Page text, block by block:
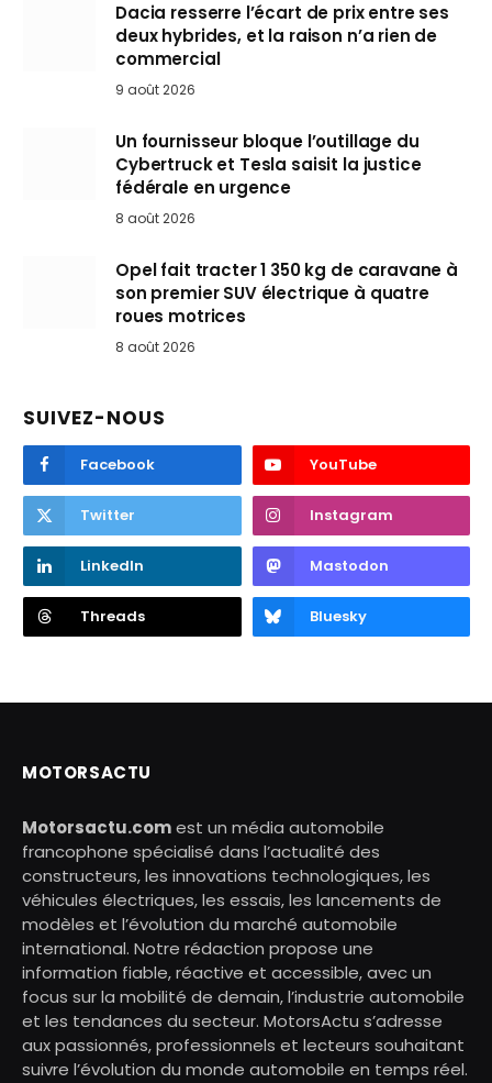
Dacia resserre l’écart de prix entre ses
deux hybrides, et la raison n’a rien de
commercial
9 août 2026
Un fournisseur bloque l’outillage du
Cybertruck et Tesla saisit la justice
fédérale en urgence
8 août 2026
Opel fait tracter 1 350 kg de caravane à
son premier SUV électrique à quatre
roues motrices
8 août 2026
SUIVEZ-NOUS
Facebook YouTube
Twitter Instagram
LinkedIn Mastodon
Threads Bluesky
MOTORSACTU
Motorsactu.comest un média automobile
francophone spécialisé dans l’actualité des
constructeurs, les innovations technologiques, les
véhicules électriques, les essais, les lancements de
modèles et l’évolution du marché automobile
international. Notre rédaction propose une
information fiable, réactive et accessible, avec un
focus sur la mobilité de demain, l’industrie automobile
et les tendances du secteur. MotorsActu s’adresse
aux passionnés, professionnels et lecteurs souhaitant
suivre l’évolution du monde automobile en temps réel.